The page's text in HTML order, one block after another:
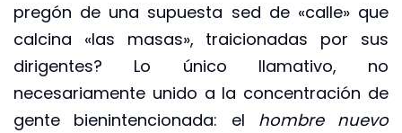
pregón de una supuesta sed de «calle» que
calcina «las masas», traicionadas por sus
dirigentes? Lo único llamativo, no
necesariamente unido a la concentración de
gente bienintencionada: el hombre nuevo